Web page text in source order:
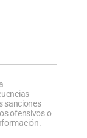
sanciones
ofensivos o